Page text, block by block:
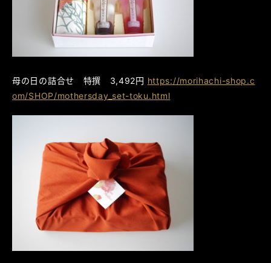
母の日の詰合せ 特撰 3,492円 https://morihachi-shop.c
om/SHOP/mothersday_set-toku.html